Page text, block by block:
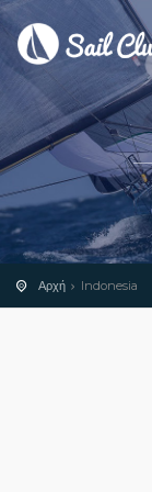
Αρχή Indonesia